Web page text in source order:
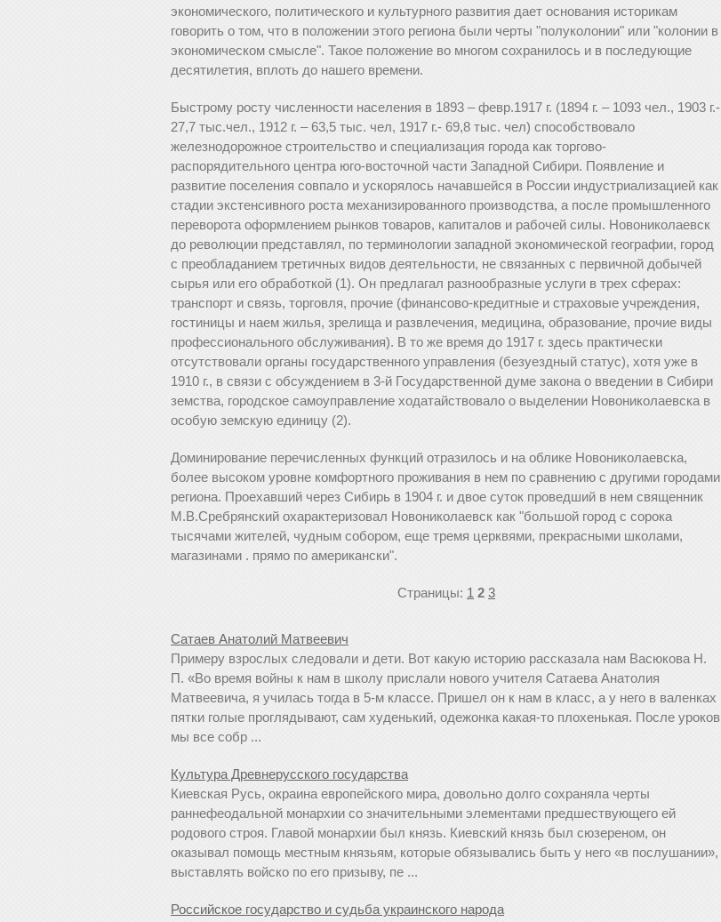
экономического, политического и культурного развития дает основания историкам
говорить о том, что в положении этого региона были черты "полуколонии" или "колонии в
экономическом смысле". Такое положение во многом сохранилось и в последующие
десятилетия, вплоть до нашего времени.
Быстрому росту численности населения в 1893 – февр.1917 г. (1894 г. – 1093 чел., 1903 г.-
27,7 тыс.чел., 1912 г. – 63,5 тыс. чел, 1917 г.- 69,8 тыс. чел) способствовало
железнодорожное строительство и специализация города как торгово-
распорядительного центра юго-восточной части Западной Сибири. Появление и
развитие поселения совпало и ускорялось начавшейся в России индустриализацией как
стадии экстенсивного роста механизированного производства, а после промышленного
переворота оформлением рынков товаров, капиталов и рабочей силы. Новониколаевск
до революции представлял, по терминологии западной экономической географии, город
с преобладанием третичных видов деятельности, не связанных с первичной добычей
сырья или его обработкой (1). Он предлагал разнообразные услуги в трех сферах:
транспорт и связь, торговля, прочие (финансово-кредитные и страховые учреждения,
гостиницы и наем жилья, зрелища и развлечения, медицина, образование, прочие виды
профессионального обслуживания). В то же время до 1917 г. здесь практически
отсутствовали органы государственного управления (безуездный статус), хотя уже в
1910 г., в связи с обсуждением в 3-й Государственной думе закона о введении в Сибири
земства, городское самоуправление ходатайствовало о выделении Новониколаевска в
особую земскую единицу (2).
Доминирование перечисленных функций отразилось и на облике Новониколаевска,
более высоком уровне комфортного проживания в нем по сравнению с другими городами
региона. Проехавший через Сибирь в 1904 г. и двое суток проведший в нем священник
М.В.Сребрянский охарактеризовал Новониколаевск как "большой город с сорока
тысячами жителей, чудным собором, еще тремя церквями, прекрасными школами,
магазинами . прямо по американски".
Страницы: 1 2 3
Сатаев Анатолий Матвеевич
Примеру взрослых следовали и дети. Вот какую историю рассказала нам Васюкова Н.
П. «Во время войны к нам в школу прислали нового учителя Сатаева Анатолия
Матвеевича, я училась тогда в 5-м классе. Пришел он к нам в класс, а у него в валенках
пятки голые проглядывают, сам худенький, одежонка какая-то плохенькая. После уроков
мы все собр ...
Культура Древнерусского государства
Киевская Русь, окраина европейского мира, довольно долго сохраняла черты
раннефеодальной монархии со значительными элементами предшествующего ей
родового строя. Главой монархии был князь. Киевский князь был сюзереном, он
оказывал помощь местным князьям, которые обязывались быть у него «в послушании»,
выставлять войско по его призыву, пе ...
Российское государство и судьба украинского народа